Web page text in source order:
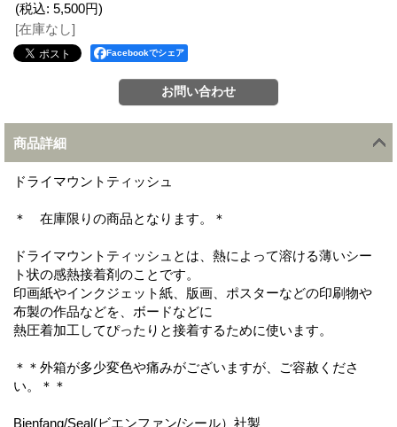
(税込: 5,500円)
[在庫なし]
Facebookでシェア
商品詳細
ドライマウントティッシュ
＊ 在庫限りの商品となります。＊
ドライマウントティッシュとは、熱によって溶ける薄いシー
ト状の感熱接着剤のことです。
印画紙やインクジェット紙、版画、ポスターなどの印刷物や
布製の作品などを、ボードなどに
熱圧着加工してぴったりと接着するために使います。
＊＊外箱が多少変色や痛みがございますが、ご容赦くださ
い。＊＊
Bienfang/Seal(ビエンファン/シール）社製